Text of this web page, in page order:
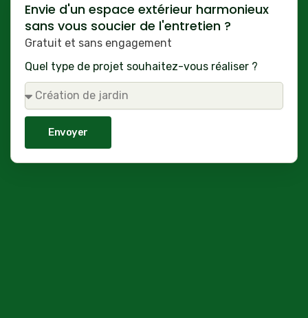
Envie d'un espace extérieur harmonieux
sans vous soucier de l'entretien ?
Gratuit et sans engagement
Quel type de projet souhaitez-vous réaliser ?
Envoyer